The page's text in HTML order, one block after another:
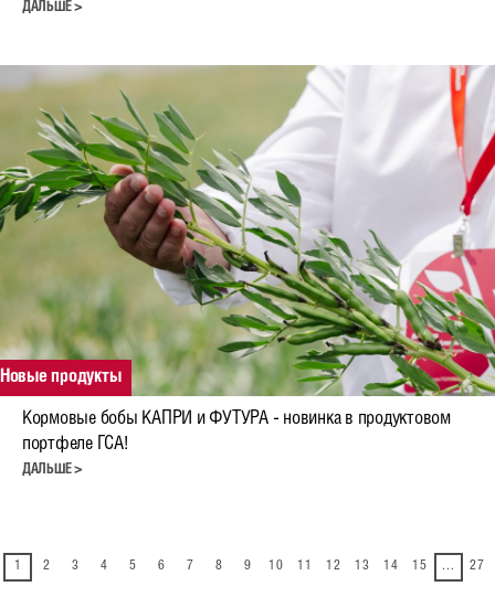
ДАЛЬШЕ >
Новые продукты
Кормовые бобы КАПРИ и ФУТУРА - новинка в продуктовом
портфеле ГСА!
ДАЛЬШЕ >
1 2 3 4 5 6 7 8 9 10 11 12 13 14 15 ... 27
Лен масличный
Деятельность
Научные исследования
Селекция
Консультационная поддержка
Технология возделывания рапса
Видеолекции